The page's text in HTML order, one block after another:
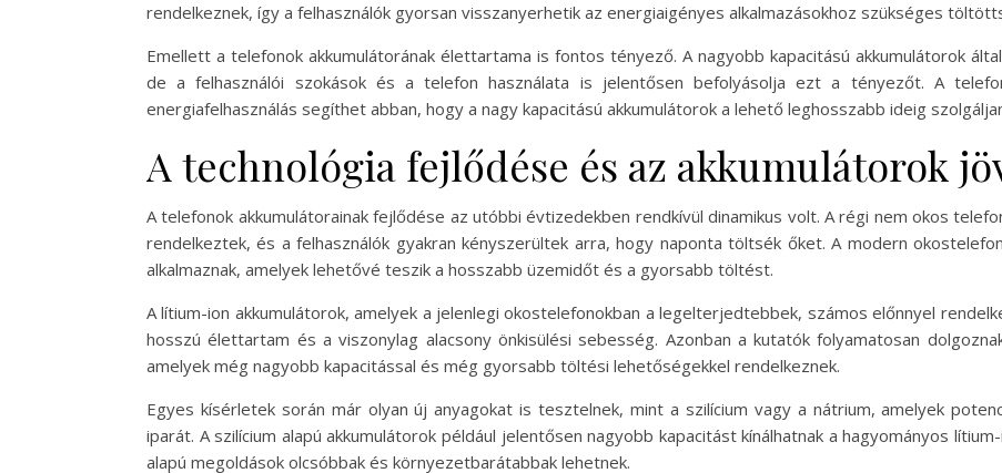
rendelkeznek, így a felhasználók gyorsan visszanyerhetik az energiaigényes alkalmazásokhoz szükséges
Emellett a telefonok akkumulátorának élettartama is fontos tényező. A nagyobb kapacitású akkumulátorok
de a felhasználói szokások és a telefon használata is jelentősen befolyásolja ezt a tényezőt. A
energiafelhasználás segíthet abban, hogy a nagy kapacitású akkumulátorok a lehető leghosszabb ideig
A technológia fejlődése és az akkumulátorok
A telefonok akkumulátorainak fejlődése az utóbbi évtizedekben rendkívül dinamikus volt. A régi nem okos
rendelkeztek, és a felhasználók gyakran kényszerültek arra, hogy naponta töltsék őket. A modern
alkalmaznak, amelyek lehetővé teszik a hosszabb üzemidőt és a gyorsabb töltést.
A lítium-ion akkumulátorok, amelyek a jelenlegi okostelefonokban a legelterjedtebbek, számos előnnyel
hosszú élettartam és a viszonylag alacsony önkisülési sebesség. Azonban a kutatók folyamatosan
amelyek még nagyobb kapacitással és még gyorsabb töltési lehetőségekkel rendelkeznek.
Egyes kísérletek során már olyan új anyagokat is tesztelnek, mint a szilícium vagy a nátrium, amelyek
iparát. A szilícium alapú akkumulátorok például jelentősen nagyobb kapacitást kínálhatnak a hagyományos
alapú megoldások olcsóbbak és környezetbarátabbak lehetnek.